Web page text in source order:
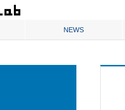
NEWS